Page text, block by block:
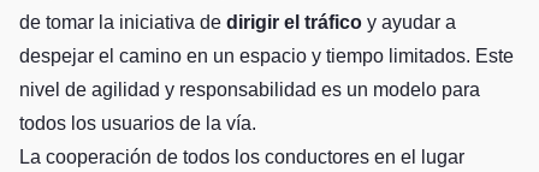
de tomar la iniciativa de dirigir el tráfico y ayudar a
despejar el camino en un espacio y tiempo limitados. Este
nivel de agilidad y responsabilidad es un modelo para
todos los usuarios de la vía.
La cooperación de todos los conductores en el lugar